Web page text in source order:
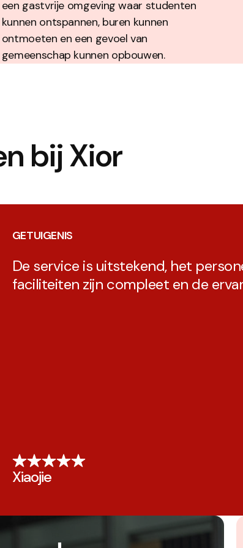
een gastvrije omgeving waar studenten
kunnen ontspannen, buren kunnen
ontmoeten en een gevoel van
gemeenschap kunnen opbouwen.
bij Xior
GETUIGENIS
De service is uitstekend, het
faciliteiten zijn compleet en de
Xiaojie